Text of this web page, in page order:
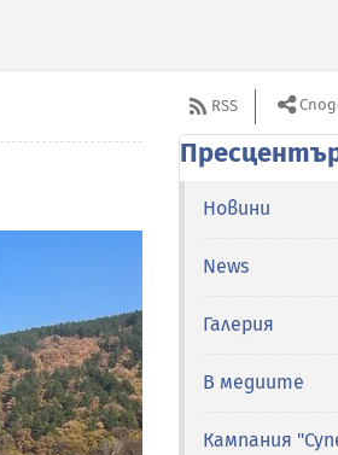
RSS
Новини
News
Галерия
В медиите
Кампания